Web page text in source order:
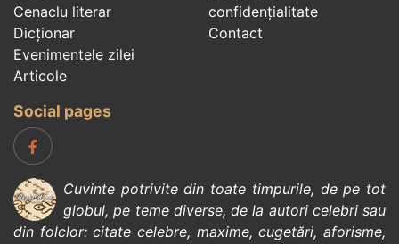
Cenaclu literar
Dicționar
Evenimentele zilei
Articole
confidenţialitate
Contact
Social pages
Cuvinte potrivite din toate timpurile, de pe tot
globul, pe teme diverse, de la autori celebrisau
din folclor:citate celebre, maxime,cugetări,aforisme,